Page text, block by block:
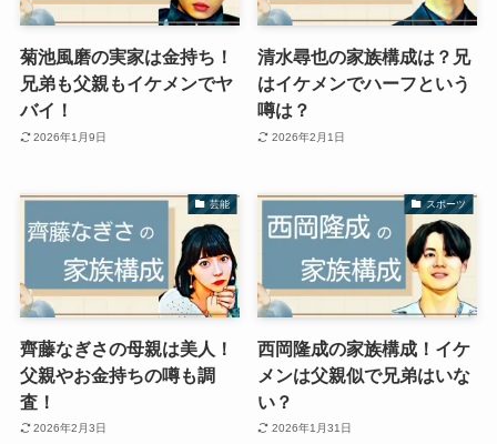
菊池風磨の実家は金持ち！
兄弟も父親もイケメンでヤ
バイ！
2026年1月9日
清水尋也の家族構成は？兄
はイケメンでハーフという
噂は？
2026年2月1日
芸能
齊藤なぎさの母親は美人！
父親やお金持ちの噂も調
査！
2026年2月3日
スポーツ
西岡隆成の家族構成！イケ
メンは父親似で兄弟はいな
い？
2026年1月31日